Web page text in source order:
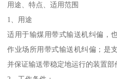
用途、特点、适用范围
1、用途
适用于输煤用带式输送机纠偏，
作业场所用带式输送机纠偏；是
并保证输送带稳定地运行的装置部